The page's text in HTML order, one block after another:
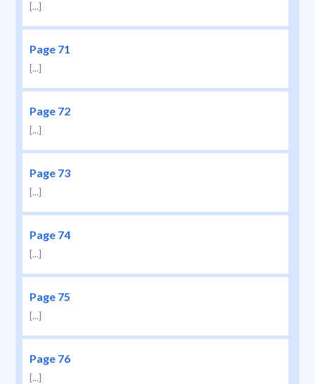
[...]
Page 71
[...]
Page 72
[...]
Page 73
[...]
Page 74
[...]
Page 75
[...]
Page 76
[...]